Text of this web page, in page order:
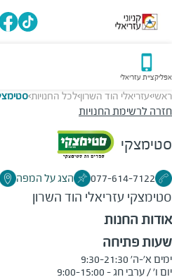
אפליקציית עזריאלי
ראשי>עזריאלי הוד השרון>לכל החנויות>
חזרה לרשימת החנויות
סטימצקי
077-614-7122 הצג על המפה
סטימצקי עזריאלי הוד השרון
אודות החנות
שעות פתיחה